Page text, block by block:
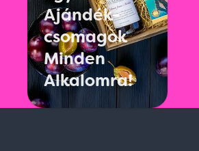
Ajándék-
csomagok
Minden
Alkalomra!